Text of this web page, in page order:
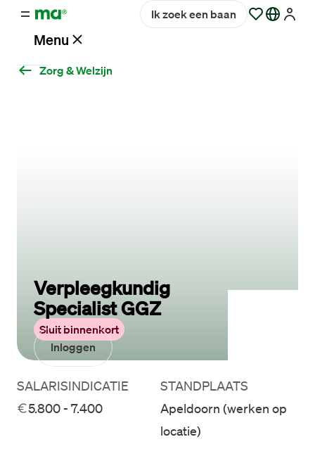
Menu
service
Inloggen
Ik zoek een baan
Zorg & Welzijn
Sluit binnenkort
Verpleegkundig
Specialist GGZ
SALARISINDICATIE
5.800 - 7.400
STANDPLAATS
Apeldoorn (werken op
locatie)